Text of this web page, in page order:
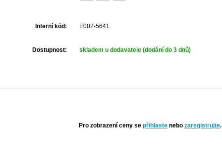
Interní kód: E002-5641
Dostupnost: skladem u dodavatele (dodání do 3 dnů)
Pro zobrazení ceny se přihlaste nebo zaregistrujte.